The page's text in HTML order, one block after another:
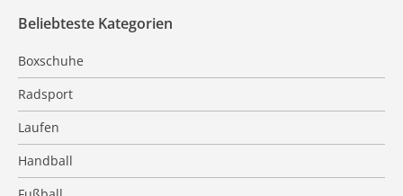
Beliebteste Kategorien
Boxschuhe
Radsport
Laufen
Handball